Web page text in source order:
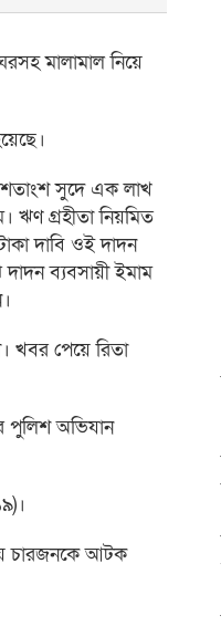
মালামাল নিয়ে
শতাংশ সুদে এক লাখ
ঋণ গ্রহীতা নিয়মিত
দাবি ওই দাদন
ব্যবসায়ী ইমাম
খবর পেয়ে রিতা
পুলিশ অভিযান
চারজনকে আটক